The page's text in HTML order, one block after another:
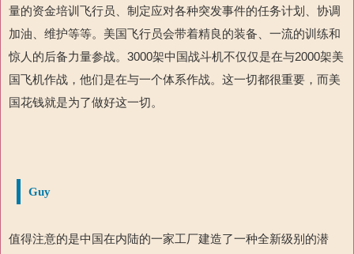
量的资金培训飞行员、制定应对各种突发事件的任务计划、协调
加油、维护等等。美国飞行员会带着精良的装备、一流的训练和
惊人的后备力量参战。3000架中国战斗机不仅仅是在与2000架美
国飞机作战，他们是在与一个体系作战。这一切都很重要，而美
国花钱就是为了做好这一切。
Guy
值得注意的是中国在内陆的一家工厂建造了一种全新级别的潜